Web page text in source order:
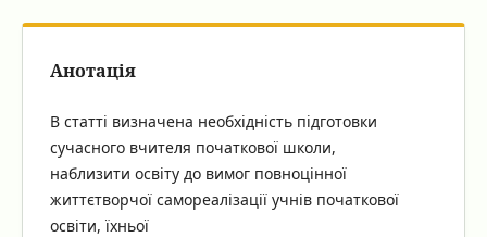
Анотація
В статті визначена необхідність підготовки
сучасного вчителя початкової школи,
наблизити освіту до вимог повноцінної
життєтворчої самореалізації учнів початкової
освіти, їхньої